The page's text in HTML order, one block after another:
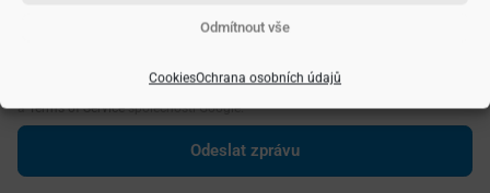
Odmítnout vše
CookiesOchrana osobních údajů
Vámi zadané údaje zpracovávám dle následujících
Upozorňujeme, že všechny kontaktní formuláře na této internetové stránce
aTerms of Servicespolečnosti Google.